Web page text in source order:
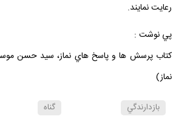
رعايت نمايند.
پي نوشت :
كتاب پرسش ها و پاسخ هاي نماز، سيد حسن
نماز)
بازدارندگي گناه